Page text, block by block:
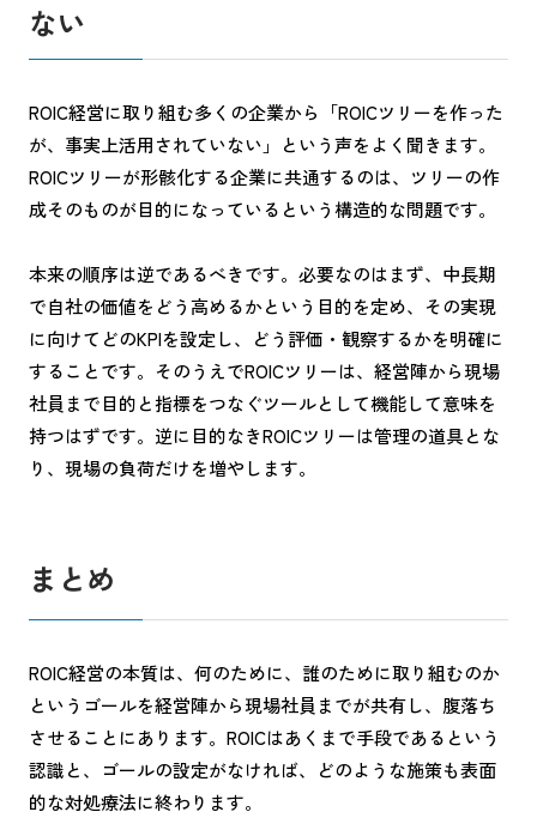
ない
ROIC経営に取り組む多くの企業から「ROICツリーを作った
が、事実上活用されていない」という声をよく聞きます。
ROICツリーが形骸化する企業に共通するのは、ツリーの作
成そのものが目的になっているという構造的な問題です。
本来の順序は逆であるべきです。必要なのはまず、中長期
で自社の価値をどう高めるかという目的を定め、その実現
に向けてどのKPIを設定し、どう評価・観察するかを明確に
することです。そのうえでROICツリーは、経営陣から現場
社員まで目的と指標をつなぐツールとして機能して意味を
持つはずです。逆に目的なきROICツリーは管理の道具とな
り、現場の負荷だけを増やします。
まとめ
ROIC経営の本質は、何のために、誰のために取り組むのか
というゴールを経営陣から現場社員までが共有し、腹落ち
させることにあります。ROICはあくまで手段であるという
認識と、ゴールの設定がなければ、どのような施策も表面
的な対処療法に終わります。